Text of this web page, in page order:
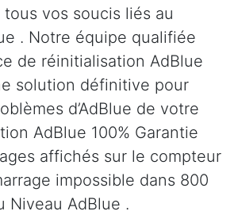
vos soucis liés au
. Notre équipe qualifiée
de réinitialisation AdBlue
solution définitive pour
d’AdBlue de votre
AdBlue 100% Garantie
affichés sur le compteur
impossible dans 800
Niveau AdBlue .